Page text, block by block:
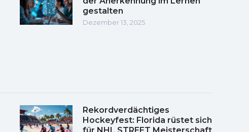
gestalten
Dezember 13, 2025
Rekordverdächtiges
Hockeyfest: Florida rüstet sich
für NHL STREET Meisterschaft